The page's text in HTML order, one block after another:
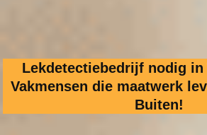
Lekdetectiebedrijf nodig in
Vakmensen die maatwerk
Buiten!